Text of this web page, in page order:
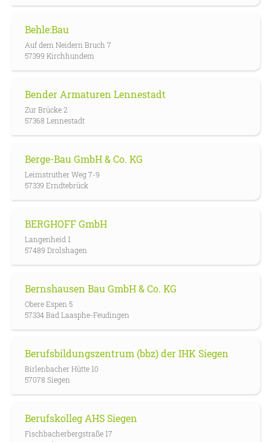
Behle:Bau
Auf dem Neidern Bruch 7
57399 Kirchhundem
Bender Armaturen Lennestadt
Zur Brücke 2
57368 Lennestadt
Berge-Bau GmbH & Co. KG
Leimstruther Weg 7-9
57339 Erndtebrück
BERGHOFF GmbH
Langenheid 1
57489 Drolshagen
Bernshausen Bau GmbH & Co. KG
Obere Espen 5
57334 Bad Laasphe-Feudingen
Berufsbildungszentrum (bbz) der IHK Siegen
Birlenbacher Hütte 10
57078 Siegen
Berufskolleg AHS Siegen
Fischbacherbergstraße 17